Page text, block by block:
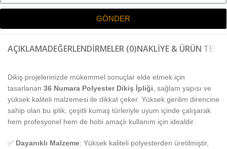
GÖNDER
AÇIKLAMADEĞERLENDIRMELER (0)NAKLIYE & ÜRÜN
Dikiş projelerinizde mükemmel sonuçlar elde etmek için
tasarlanan 36 Numara Polyester Dikiş İpliği , sağlam yapısı ve
yüksek kaliteli malzemesi ile dikkat çeker. Yüksek gerilim direncine
sahip olan bu iplik, çeşitli kumaş türleriyle uyum içinde çalışarak
hem profesyonel hem de hobi amaçlı kullanım için idealdir.
✅ Dayanıklı Malzeme: Yüksek kaliteli polyesterden üretilmiştir,